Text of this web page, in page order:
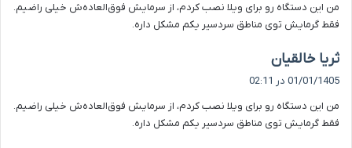
:
من این دستگاه رو برای ویلا نصب کردم، از سرمایش فوق‌العاده‌ش خیلی راضیم.
فقط گرمایش توی مناطق سردسیر یکم مشکل داره.
ثریا خالقیان
ف
:
01/01/1405 در 02:11
من این دستگاه رو برای ویلا نصب کردم، از سرمایش فوق‌العاده‌ش خیلی راضیم.
فقط گرمایش توی مناطق سردسیر یکم مشکل داره.